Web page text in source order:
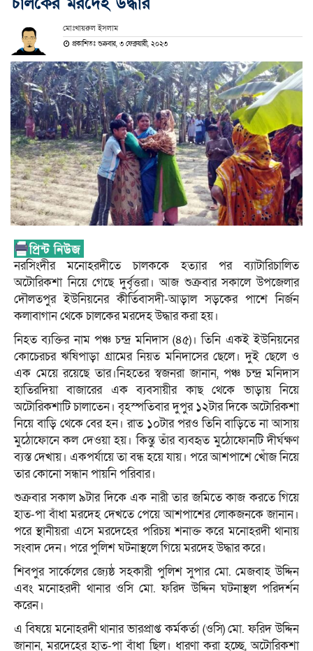
মোঃখায়রুল ইসলাম
প্রকাশিতঃ শুক্রবার, ৩ ফেব্রুয়ারী, ২০২৩
নরসিংদীর মনোহরদীতে চালককে হত্যার পর ব্যাটারিচালিত
অটোরিকশা নিয়ে গেছে দুর্বৃত্তরা। আজ শুক্রবার সকালে উপজেলার
দৌলতপুর ইউনিয়নের কীর্তিবাসদী-আড়াল সড়কের পাশে নির্জন
কলাবাগান থেকে চালকের মরদেহ উদ্ধার করা হয়।
নিহত ব্যক্তির নাম পঞ্চ চন্দ্র মনিদাস (৪৫)। তিনি একই ইউনিয়নের
কোচেরচর ঋষিপাড়া গ্রামের নিয়ত মনিদাসের ছেলে। দুই ছেলে ও
এক মেয়ে রয়েছে তার।নিহতের স্বজনরা জানান, পঞ্চ চন্দ্র মনিদাস
হাতিরদিয়া বাজারের এক ব্যবসায়ীর কাছ থেকে ভাড়ায় নিয়ে
অটোরিকশাটি চালাতেন। বৃহস্পতিবার দুপুর ১২টার দিকে অটোরিকশা
নিয়ে বাড়ি থেকে বের হন। রাত ১০টার পরও তিনি বাড়িতে না আসায়
মুঠোফোনে কল দেওয়া হয়। কিন্তু তাঁর ব্যবহৃত মুঠোফোনটি দীর্ঘক্ষণ
ব্যস্ত দেখায়। একপর্যায়ে তা বন্ধ হয়ে যায়। পরে আশপাশে খোঁজ নিয়ে
তার কোনো সন্ধান পায়নি পরিবার।
শুক্রবার সকাল ৯টার দিকে এক নারী তার জমিতে কাজ করতে গিয়ে
হাত-পা বাঁধা মরদেহ দেখতে পেয়ে আশপাশের লোকজনকে জানান।
পরে স্থানীয়রা এসে মরদেহের পরিচয় শনাক্ত করে মনোহরদী থানায়
সংবাদ দেন। পরে পুলিশ ঘটনাস্থলে গিয়ে মরদেহ উদ্ধার করে।
শিবপুর সার্কেলের জ্যেষ্ঠ সহকারী পুলিশ সুপার মো. মেজবাহ উদ্দিন
এবং মনোহরদী থানার ওসি মো. ফরিদ উদ্দিন ঘটনাস্থল পরিদর্শন
করেন।
এ বিষয়ে মনোহরদী থানার ভারপ্রাপ্ত কর্মকর্তা (ওসি) মো. ফরিদ উদ্দিন
জানান, মরদেহের হাত-পা বাঁধা ছিল। ধারণা করা হচ্ছে, অটোরিকশা